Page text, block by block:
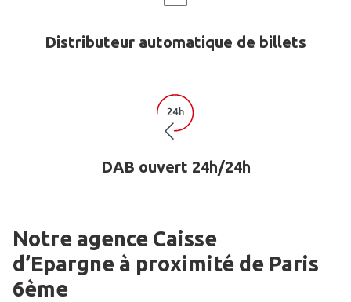
Distributeur automatique de billets
DAB ouvert 24h/24h
Notre agence Caisse
d’Epargne à proximité de Paris
6ème